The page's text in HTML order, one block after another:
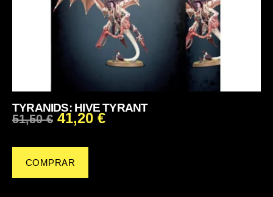
TYRANIDS: HIVE TYRANT
51,50€ 41,20 €
COMPRAR